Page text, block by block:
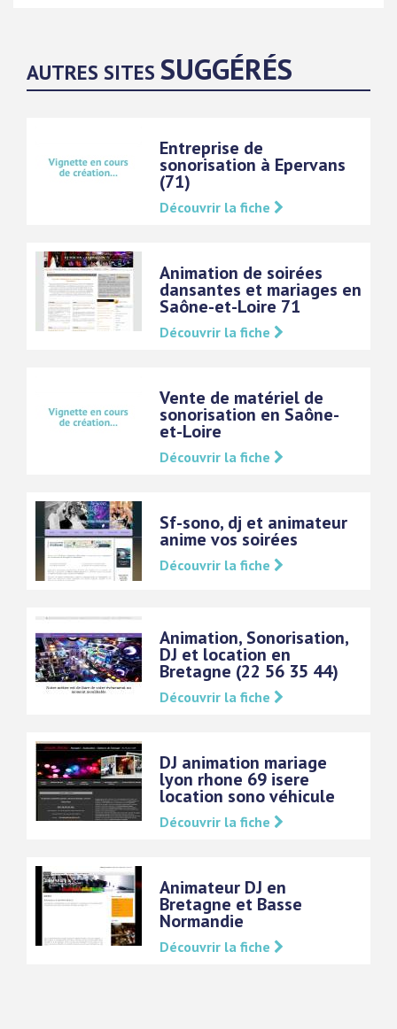
AUTRES SITES SUGGÉRÉS
Entreprise de
sonorisation à Epervans
(71)
Découvrir la fiche
Animation de soirées
dansantes et mariages en
Saône-et-Loire 71
Découvrir la fiche
Vente de matériel de
sonorisation en Saône-
et-Loire
Découvrir la fiche
Sf-sono, dj et animateur
anime vos soirées
Découvrir la fiche
Animation, Sonorisation,
DJ et location en
Bretagne (22 56 35 44)
Découvrir la fiche
DJ animation mariage
lyon rhone 69 isere
location sono véhicule
Découvrir la fiche
Animateur DJ en
Bretagne et Basse
Normandie
Découvrir la fiche